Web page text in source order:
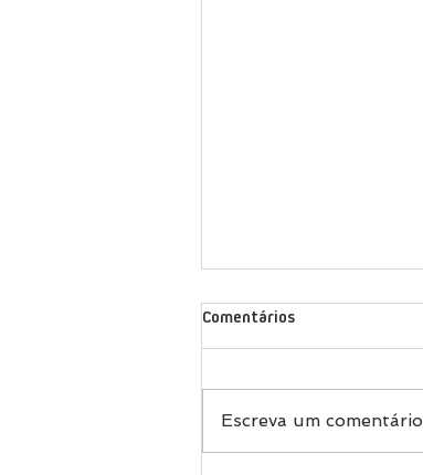
Comentários
Escreva um comentário